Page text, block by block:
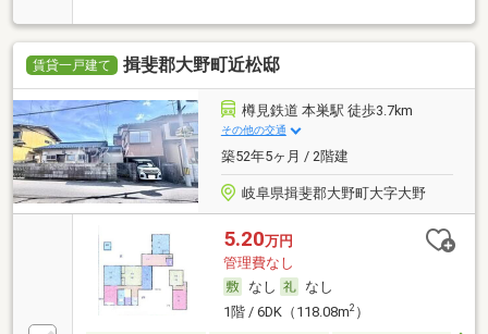
賃貸一戸建て 揖斐郡大野町近松邸
樽見鉄道 本巣駅 徒歩3.7km
その他の交通
築52年5ヶ月 / 2階建
岐阜県揖斐郡大野町大字大野
5.20万円
管理費なし
なし
なし
1階 / 6DK（118.08m2）